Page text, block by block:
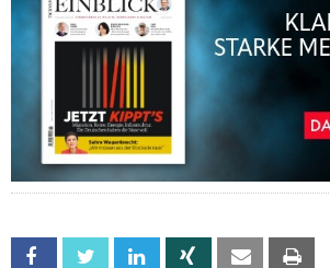
Facebook Twitter Linkedin Xing Email